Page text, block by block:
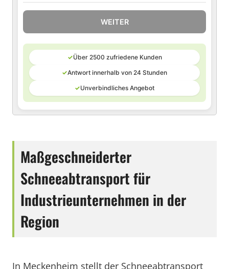
WEITER
✓Über 2500 zufriedene Kunden
✓Antwort innerhalb von 24 Stunden
✓Unverbindliches Angebot
Maßgeschneiderter
Schneeabtransport für
Industrieunternehmen in der
Region
In Meckenheim stellt der Schneeabtransport